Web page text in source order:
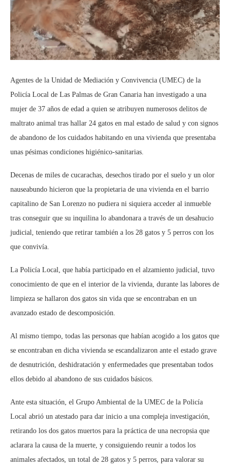
Agentes de la Unidad de Mediación y Convivencia (UMEC) de la
Policía Local de Las Palmas de Gran Canaria han investigado a una
mujer de 37 años de edad a quien se atribuyen numerosos delitos de
maltrato animal tras hallar 24 gatos en mal estado de salud y con signos
de abandono de los cuidados habitando en una vivienda que presentaba
unas pésimas condiciones higiénico-sanitarias.
Decenas de miles de cucarachas, desechos tirado por el suelo y un olor
nauseabundo hicieron que la propietaria de una vivienda en el barrio
capitalino de San Lorenzo no pudiera ni siquiera acceder al inmueble
tras conseguir que su inquilina lo abandonara a través de un desahucio
judicial, teniendo que retirar también a los 28 gatos y 5 perros con los
que convivía.
La Policía Local, que había participado en el alzamiento judicial, tuvo
conocimiento de que en el interior de la vivienda, durante las labores de
limpieza se hallaron dos gatos sin vida que se encontraban en un
avanzado estado de descomposición.
Al mismo tiempo, todas las personas que habían acogido a los gatos que
se encontraban en dicha vivienda se escandalizaron ante el estado grave
de desnutrición, deshidratación y enfermedades que presentaban todos
ellos debido al abandono de sus cuidados básicos.
Ante esta situación, el Grupo Ambiental de la UMEC de la Policía
Local abrió un atestado para dar inicio a una compleja investigación,
retirando los dos gatos muertos para la práctica de una necropsia que
aclarara la causa de la muerte, y consiguiendo reunir a todos los
animales afectados, un total de 28 gatos y 5 perros, para valorar su